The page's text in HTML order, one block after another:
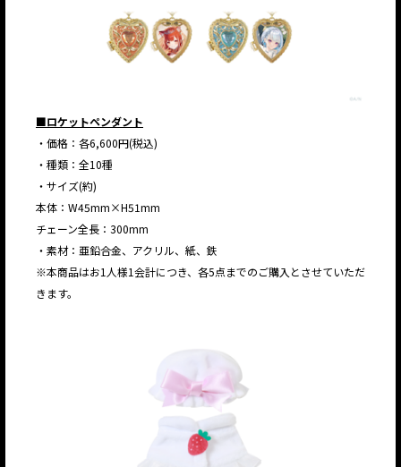
■ロケットペンダント
・価格：各6,600円(税込)
・種類：全10種
・サイズ(約)
本体：W45mm×H51mm
チェーン全長：300mm
・素材：亜鉛合金、アクリル、紙、鉄
※本商品はお1人様1会計につき、各5点までのご購入とさせていただ
きます。